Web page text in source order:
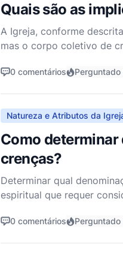
Quais são as
A Igreja, conforme
mas o corpo coletivo de
0 comentários
Natureza e Atributos da
Como
crenças?
Determinar qual
espiritual que requer
0 comentários